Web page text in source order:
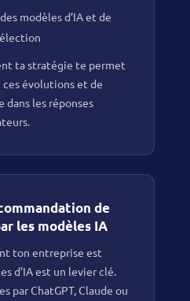
modèles d’IA et de
ta stratégie te permet
évolutions et de
dans les réponses
de
les modèles IA
ton entreprise est
d’IA est un levier clé.
par ChatGPT, Claude ou